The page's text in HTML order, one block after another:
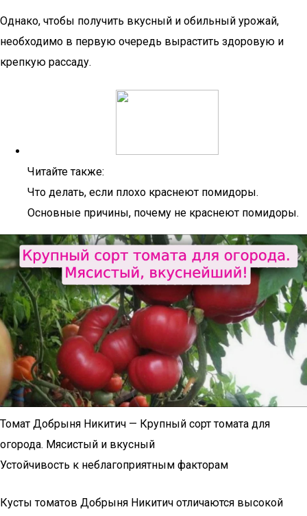
Однако, чтобы получить вкусный и обильный урожай,
необходимо в первую очередь вырастить здоровую и
крепкую рассаду.
Читайте также:
Что делать, если плохо краснеют помидоры.
Основные причины, почему не краснеют помидоры.
Томат Добрыня Никитич — Крупный сорт томата для
огорода. Мясистый и вкусный
Устойчивость к неблагоприятным факторам
Кусты томатов Добрыня Никитич отличаются высокой